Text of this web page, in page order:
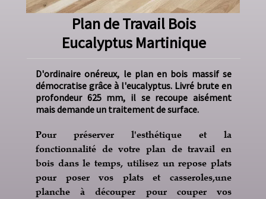
Plan de Travail Bois
Eucalyptus Martinique
D'ordinaire onéreux, le plan en bois massif se
démocratise grâce à l'eucalyptus. Livré brute en
profondeur 625 mm, il se recoupe aisément
mais demande un traitement de surface.
Pour préserver l'esthétique et la
fonctionnalité de votre plan de travail en
bois dans le temps, utilisez un repose plats
pour poser vos plats et casseroles,une
planche à découper pour couper vos